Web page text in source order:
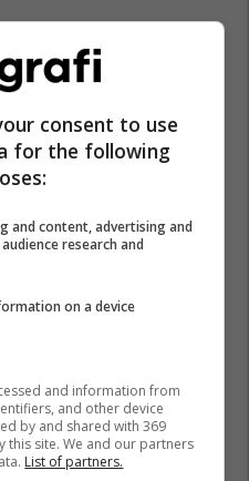
consent to use
for the following
and content, advertising and
research and
on a device
and information from
and other device
by and shared with 369
this site. We and our partners
List of partners.